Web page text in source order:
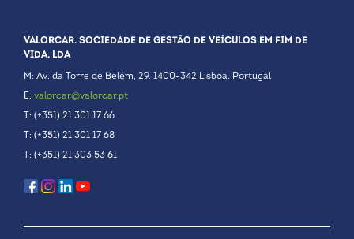
VALORCAR. SOCIEDADE DE GESTÃO DE VEÍCULOS EM FIM DE
VIDA, LDA
M: Av. da Torre de Belém, 29. 1400-342 Lisboa. Portugal
E: valorcar@valorcar.pt
T: (+351) 21 301 17 66
T: (+351) 21 301 17 68
T: (+351) 21 303 53 61